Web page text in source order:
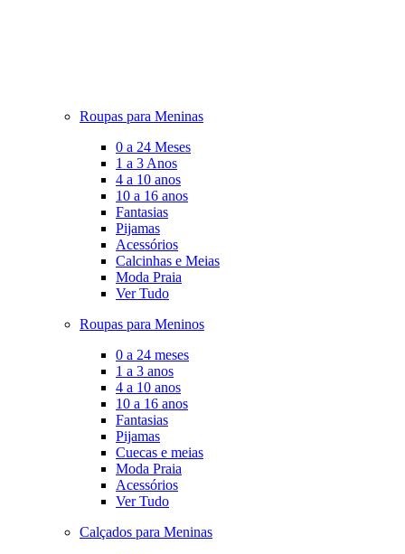
Roupas para Meninas
0 a 24 Meses
1 a 3 Anos
4 a 10 anos
10 a 16 anos
Fantasias
Pijamas
Acessórios
Calcinhas e Meias
Moda Praia
Ver Tudo
Roupas para Meninos
0 a 24 meses
1 a 3 anos
4 a 10 anos
10 a 16 anos
Fantasias
Pijamas
Cuecas e meias
Moda Praia
Acessórios
Ver Tudo
Calçados para Meninas